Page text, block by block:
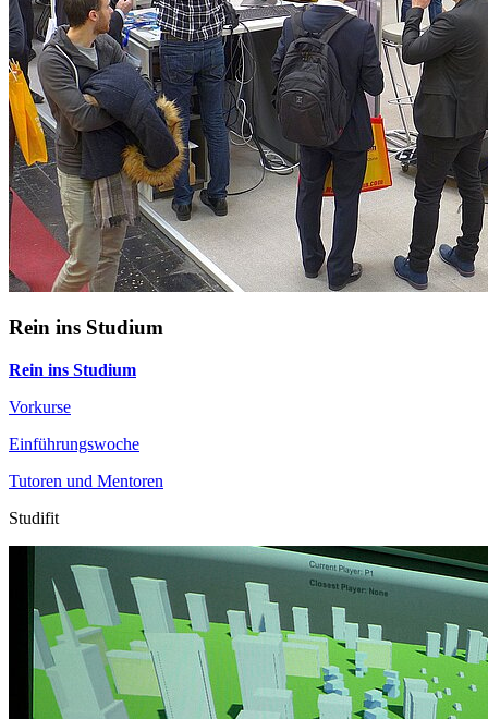
Rein ins Studium
Rein ins Studium
Vorkurse
Einführungswoche
Tutoren und Mentoren
Studifit